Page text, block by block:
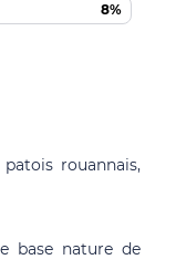
8%
rouannais,
base nature de